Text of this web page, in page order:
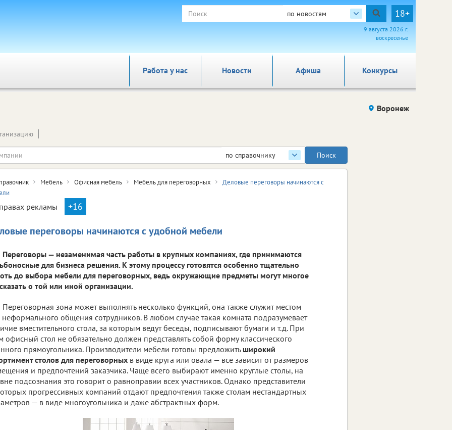
по новостям 18+
9 августа 2026 г.
воскресенье
Работа у нас Новости Афиша Конкурсы
Воронеж
по справочнику
Мебель Офисная мебель Мебель для переговорных
Деловые переговоры начинаются с
рекламы +16
переговоры начинаются с удобной мебели
Переговоры — незаменимая часть работы в крупных компаниях, где принимаются
для бизнеса решения. К этому процессу готовятся особенно тщательно
до выбора мебели для переговорных, ведь окружающие предметы могут многое
о той или иной организации.
Переговорная зона может выполнять несколько функций, она также служит местом
неформального общения сотрудников. В любом случае такая комната подразумевает
вместительного стола, за которым ведут беседы, подписывают бумаги и т.д. При
офисный стол не обязательно должен представлять собой форму классического
прямоугольника. Производители мебели готовы предложить широкий
столов для переговорных в виде круга или овала — все зависит от размеров
и предпочтений заказчика. Чаще всего выбирают именно круглые столы, на
подсознания это говорит о равноправии всех участников. Однако представители
прогрессивных компаний отдают предпочтения также столам нестандартных
— в виде многоугольника и даже абстрактных форм.